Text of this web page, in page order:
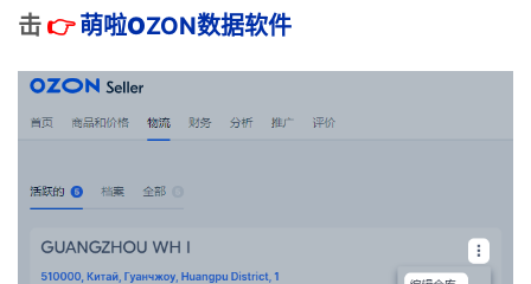
击 👉 萌啦OZON数据软件